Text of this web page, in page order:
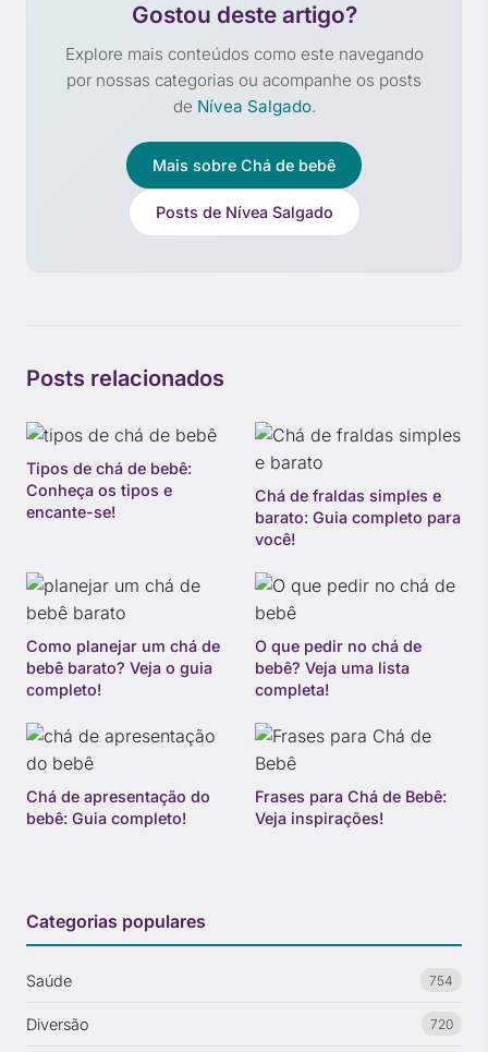
Gostou deste artigo?
Explore mais conteúdos como este navegando
por nossas categorias ou acompanhe os posts
de Nívea Salgado.
Mais sobre Chá de bebê
Posts de Nívea Salgado
Posts relacionados
Tipos de chá de bebê:
Conheça os tipos e
encante-se!
Chá de fraldas simples e
barato: Guia completo para
você!
Como planejar um chá de
bebê barato? Veja o guia
completo!
O que pedir no chá de
bebê? Veja uma lista
completa!
Chá de apresentação do
bebê: Guia completo!
Frases para Chá de Bebê:
Veja inspirações!
Categorias populares
Saúde 754
Diversão 720